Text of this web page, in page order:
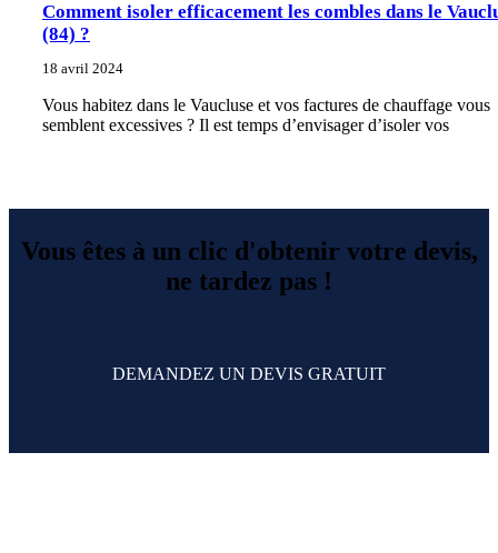
Comment isoler efficacement les combles dans le
(84) ?
18 avril 2024
Vous habitez dans le Vaucluse et vos factures de chauffage vous
semblent excessives ? Il est temps d’envisager d’isoler vos
Vous êtes à un clic d'obtenir votre devis,
ne tardez pas !
DEMANDEZ UN DEVIS GRATUIT